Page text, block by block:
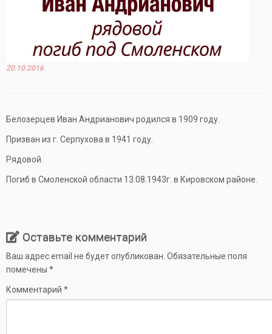
20.10.2016
Белозерцев Иван Андрианович родился в 1909 году.
Призван из г. Серпухова в 1941 году.
Рядовой.
Погиб в Смоленской области 13.08.1943г. в Кировском районе.
Оставьте комментарий
Ваш адрес email не будет опубликован. Обязательные поля
помечены *
Комментарий *